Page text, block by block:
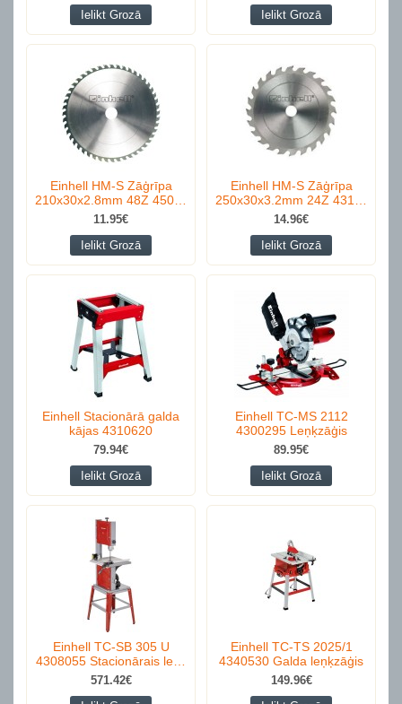
Ielikt Grozā
Ielikt Grozā
Einhell HM-S Zāģrīpa
210x30x2.8mm 48Z 450…
11.95€
Ielikt Grozā
Einhell HM-S Zāģrīpa
250x30x3.2mm 24Z 431…
14.96€
Ielikt Grozā
Einhell Stacionārā galda
kājas 4310620
79.94€
Ielikt Grozā
Einhell TC-MS 2112
4300295 Leņķzāģis
89.95€
Ielikt Grozā
Einhell TC-SB 305 U
4308055 Stacionārais le…
571.42€
Einhell TC-TS 2025/1
4340530 Galda leņķzāģis
149.96€